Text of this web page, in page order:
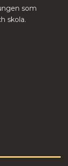
som
skola.